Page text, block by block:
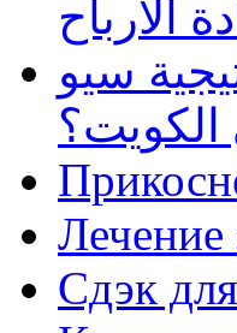
الأرباح
سيو
Лечение
Сдэк